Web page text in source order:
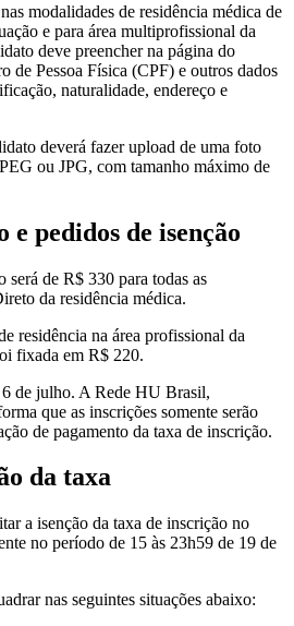
modalidades de residência médica de
e para área multiprofissional da
deve preencher na página do
de Pessoa Física (CPF) e outros dados
naturalidade, endereço e
deverá fazer upload de uma foto
ou JPG, com tamanho máximo de
e pedidos de isenção
de R$ 330 para todas as
da residência médica.
residência na área profissional da
fixada em R$ 220.
de julho. A Rede HU Brasil,
que as inscrições somente serão
de pagamento da taxa de inscrição.
da taxa
a isenção da taxa de inscrição no
no período de 15 às 23h59 de 19 de
nas seguintes situações abaixo: